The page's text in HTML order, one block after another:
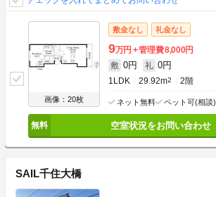
画像：20枚
敷金なし 礼金なし
9万円 管理費8,000円
敷 0円 礼 0円
1LDK 29.92m2 2階
ネット無料 ペット可(相談)
空室状況をお問い合わせ
SAIL千住大橋